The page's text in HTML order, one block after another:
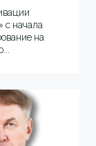
с начала
на
1